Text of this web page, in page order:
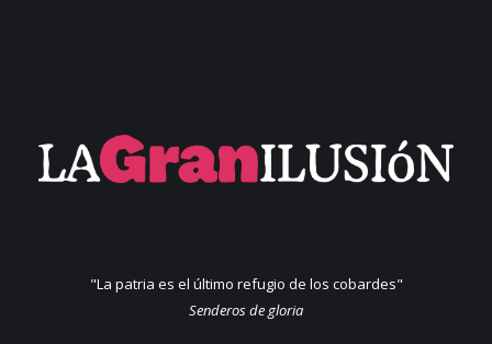
"La patria es el último refugio de los cobardes"
Senderos de gloria